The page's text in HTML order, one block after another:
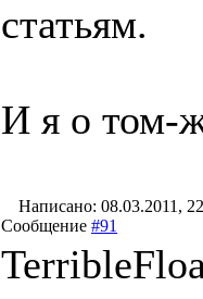
статьям.
И я о том-
Написано: 08.03.2011,
Сообщение #91